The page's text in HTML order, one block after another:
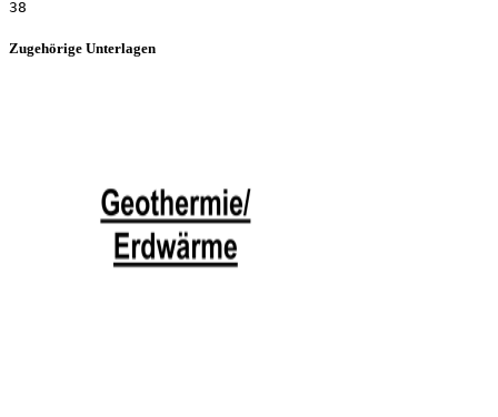
Zugehörige Unterlagen